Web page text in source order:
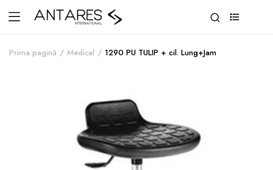
Prima pagină Medical 1290 PU TULIP + cil. Lung+Jam